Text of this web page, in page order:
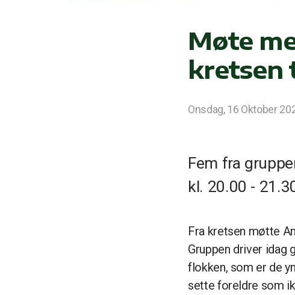
Møte
kretsen
Onsdag, 16 Oktober
Fem fra
kl. 20.00 -
Fra kretsen møtte
Gruppen driver idag
flokken, som er de
sette foreldre som